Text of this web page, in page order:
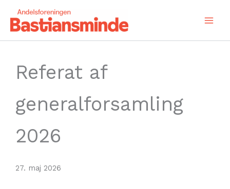
indholdet
Referat af
generalforsamling
2026
27. maj 2026